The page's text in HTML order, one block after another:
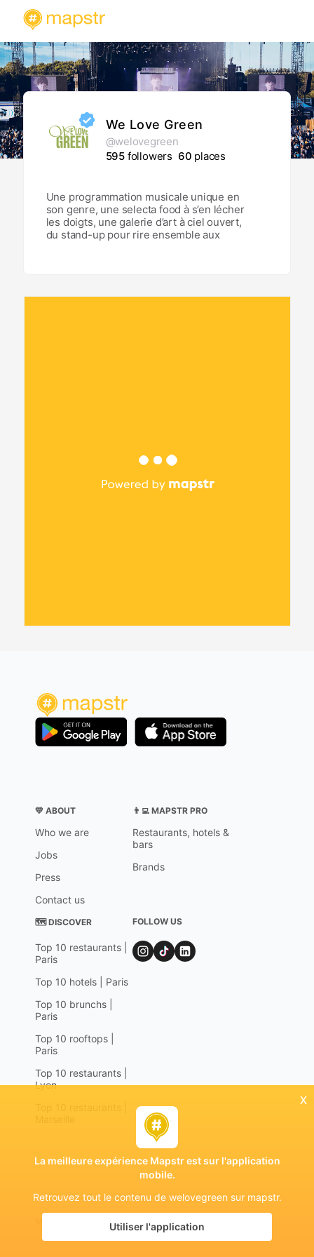
We Love Green
@welovegreen
595 followers 60 places
Une programmation musicale unique en
son genre, une selecta food à s’en lécher
les doigts, une galerie d’art à ciel ouvert,
du stand-up pour rire ensemble aux
retrouve du 5 au 7 juin 2026.
💛 ABOUT
Who we are
Jobs
Press
Contact us
👨‍💻 MAPSTR PRO
Restaurants, hotels &
bars
Brands
🗺 DISCOVER
Top 10 restaurants |
Paris
Top 10 hotels | Paris
Top 10 brunchs |
Paris
Top 10 rooftops |
Paris
Top 10 restaurants |
Lyon
FOLLOW US
Legal noticesTerms of usePrivacy policy
Mapstr 2024 | All rights reserved
x
La meilleure expérience Mapstr est sur l'application
mobile.
Retrouvez tout le contenu de welovegreen sur mapstr.
Utiliser l'application